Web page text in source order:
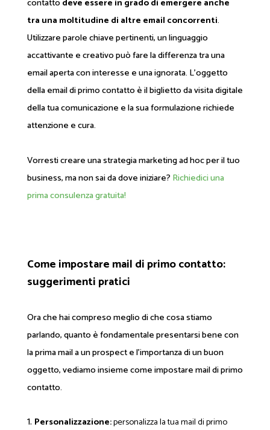
contattodeve essere in grado di emergere anche
tra una moltitudine di altre email concorrenti.
Utilizzare parole chiave pertinenti, un linguaggio
accattivante e creativo può fare la differenza tra una
email aperta con interesse e una ignorata. L’oggetto
della email di primo contatto è il biglietto da visita digitale
della tua comunicazione e la sua formulazione richiede
attenzione e cura.
Vorresti creare una strategia marketing ad hoc per il tuo
business, ma non sai da dove iniziare? Richiedici una
prima consulenza gratuita!
Come impostare mail di primo contatto:
suggerimenti pratici
Ora che hai compreso meglio di che cosa stiamo
parlando, quanto è fondamentale presentarsi bene con
la prima mail a un prospect e l’importanza di un buon
oggetto, vediamo insieme come impostare mail di primo
contatto.
Personalizzazione:personalizza la tua mail di primo